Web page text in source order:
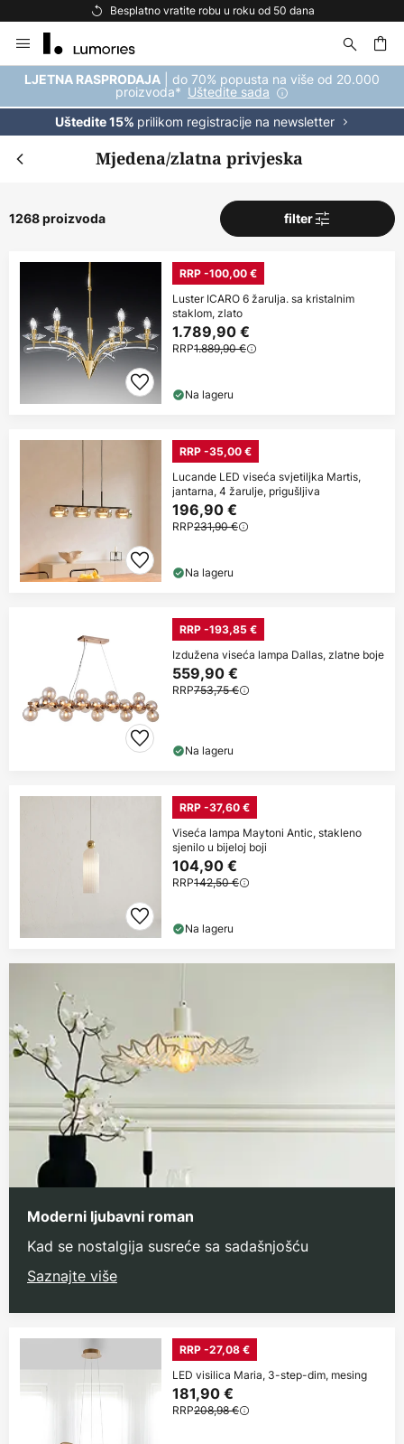
Besplatna dostava za kupnju iznad 69 €
to
Content
LJETNA RASPRODAJA | do 70% popusta na više od 20.000
proizvoda* Uštedite sada
Uštedite 15% prilikom registracije na newsletter
Mjedena/zlatna privjeska
1268 proizvoda filter
RRP -100,00 €
Luster ICARO 6 žarulja. sa kristalnim
staklom, zlato
1.789,90 €
RRP1.889,90 €
Na lageru
RRP -35,00 €
Lucande LED viseća svjetiljka Martis,
jantarna, 4 žarulje, prigušljiva
196,90 €
RRP231,90 €
Na lageru
RRP -193,85 €
Izdužena viseća lampa Dallas, zlatne boje
559,90 €
RRP753,75 €
Na lageru
RRP -37,60 €
Viseća lampa Maytoni Antic, stakleno
sjenilo u bijeloj boji
104,90 €
RRP142,50 €
Na lageru
Moderni ljubavni roman
Kad se nostalgija susreće sa sadašnjošću
Saznajte više
RRP -27,08 €
LED visilica Maria, 3-step-dim, mesing
181,90 €
RRP208,98 €